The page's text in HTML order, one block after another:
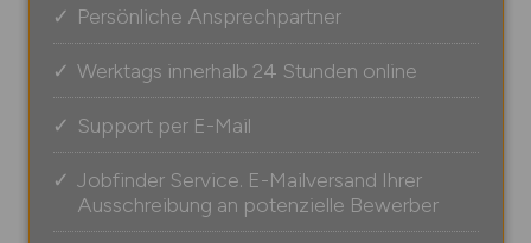
Persönliche Ansprechpartner
Werktags innerhalb 24 Stunden online
Support per E-Mail
Jobfinder Service. E-Mailversand Ihrer
Ausschreibung an potenzielle Bewerber